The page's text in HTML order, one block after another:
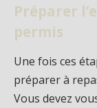
Préparer
permis
Une fois ces
préparer à
Vous devez